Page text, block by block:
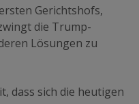
Gerichtshofs,
die Trump-
Lösungen zu
, dass sich die heutigen